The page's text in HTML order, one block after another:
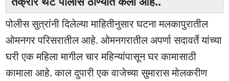
पोलीस सुत्रांनी दिलेल्या माहितीनुसार घटना मलकापुरातील
ओमनगर परिसरातील आहे. ओमनगरातील अपर्णा सदावर्ते यांच्या
घरी एक महिला मागील चार महिन्यांपासून घर कामासाठी
कामाला आहे. काल दुपारी एक वाजेच्या सुमारास मोलकरीण